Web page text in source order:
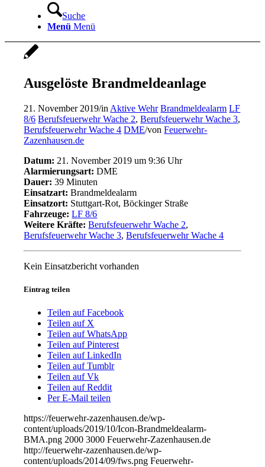
Suche
Menü Menü
Ausgelöste Brandmeldeanlage
21. November 2019/in Aktive Wehr Brandmeldealarm LF
8/6 Berufsfeuerwehr Wache 2,Berufsfeuerwehr Wache 3,
Berufsfeuerwehr Wache 4 DME/vonFeuerwehr-
Zazenhausen.de
Datum: 21. November 2019 um 9:36 Uhr
Alarmierungsart: DME
Dauer: 39 Minuten
Einsatzart: Brandmeldealarm
Einsatzort: Stuttgart-Rot, Böckinger Straße
Fahrzeuge: LF 8/6
Weitere Kräfte: Berufsfeuerwehr Wache 2,
Berufsfeuerwehr Wache 3,Berufsfeuerwehr Wache 4
Kein Einsatzbericht vorhanden
Eintrag teilen
Teilen auf Facebook
Teilen auf X
Teilen auf WhatsApp
Teilen auf Pinterest
Teilen auf LinkedIn
Teilen auf Tumblr
Teilen auf Vk
Teilen auf Reddit
Per E-Mail teilen
https://feuerwehr-zazenhausen.de/wp-
content/uploads/2019/10/Icon-Brandmeldealarm-
BMA.png 2000 3000 Feuerwehr-Zazenhausen.de
http://feuerwehr-zazenhausen.de/wp-
content/uploads/2014/09/fws.png Feuerwehr-